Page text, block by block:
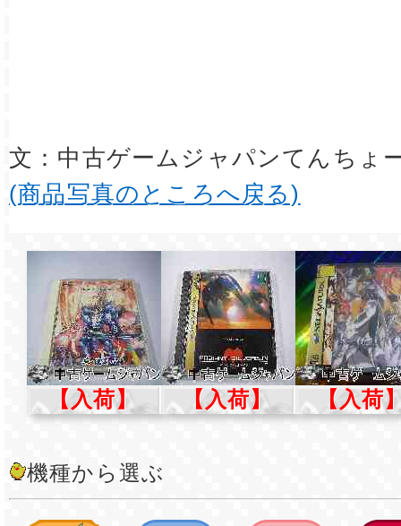
文：中古ゲームジャパンてんちょ
(商品写真のところへ戻る)
【入荷】 【入荷】 【入荷
機種から選ぶ